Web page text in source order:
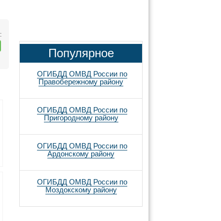
Популярное
ОГИБДД ОМВД России по
Правобережному району
ОГИБДД ОМВД России по
Пригородному району
ОГИБДД ОМВД России по
Ардонскому району
ОГИБДД ОМВД России по
Моздокскому району